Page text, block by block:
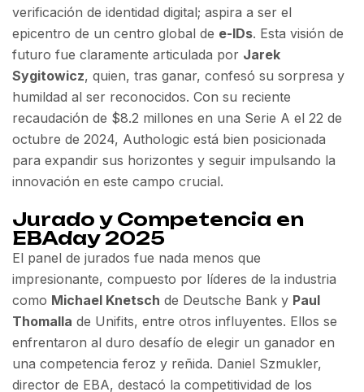
verificación de identidad digital; aspira a ser el
epicentro de un centro global de e-IDs. Esta visión de
futuro fue claramente articulada por Jarek
Sygitowicz, quien, tras ganar, confesó su sorpresa y
humildad al ser reconocidos. Con su reciente
recaudación de $8.2 millones en una Serie A el 22 de
octubre de 2024, Authologic está bien posicionada
para expandir sus horizontes y seguir impulsando la
innovación en este campo crucial.
Jurado y Competencia en
EBAday 2025
El panel de jurados fue nada menos que
impresionante, compuesto por líderes de la industria
como Michael Knetsch de Deutsche Bank y Paul
Thomalla de Unifits, entre otros influyentes. Ellos se
enfrentaron al duro desafío de elegir un ganador en
una competencia feroz y reñida. Daniel Szmukler,
director de EBA, destacó la competitividad de los